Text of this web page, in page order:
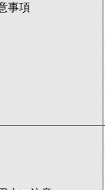
事項